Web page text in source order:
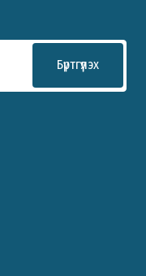
Бүртгүүлэх